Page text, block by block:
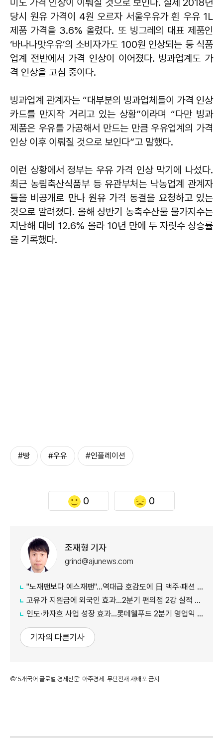
미노 가격 인상이 이뤄질 것으로 보인다. 실제 2018년
당시 원유 가격이 4원 오르자 서울우유가 흰 우유 1L
제품 가격을 3.6% 올렸다. 또 빙그레의 대표 제품인
‘바나나맛우유’의 소비자가도 100원 인상되는 등 식품
업계 전반에서 가격 인상이 이어졌다. 빙과업계도 가
격 인상을 고심 중이다.
빙과업계 관계자는 “대부분의 빙과업체들이 가격 인상
카드를 만지작 거리고 있는 상황”이라며 “다만 빙과
제품은 우유를 가공해서 만드는 만큼 우유업계의 가격
인상 이후 이뤄질 것으로 보인다”고 말했다.
이런 상황에서 정부는 우유 가격 인상 막기에 나섰다.
최근 농림축산식품부 등 유관부처는 낙농업계 관계자
들을 비공개로 만나 원유 가격 동결을 요청하고 있는
것으로 알려졌다. 올해 상반기 농축수산물 물가지수는
지난해 대비 12.6% 올라 10년 만에 두 자릿수 상승률
을 기록했다.
#빵 #우유 #인플레이션
0 0
조재형 기자
grind@ajunews.com
"노재팬보다 예스재팬"…역대급 호감도에 日 맥주·패션 '날개'
고유가 지원금에 외국인 효과…2분기 편의점 2강 실적 날았다
인도·카자흐 사업 성장 효과…롯데웰푸드 2분기 영업익 89%↑
기자의 다른기사
©'5개국어 글로벌 경제신문' 아주경제. 무단전재·재배포 금지